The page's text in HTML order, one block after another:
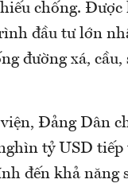
chống.
đầu tư lớn
đường xá, cầu,
Đảng Dân
tỷ USD tiếp
đến khả năng